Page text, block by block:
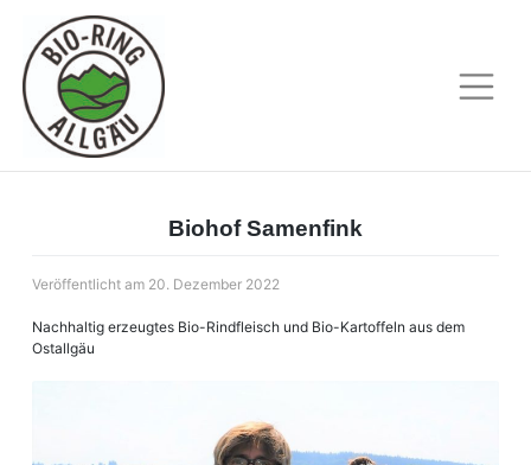
content
Biohof Samenfink
Veröffentlicht am 20. Dezember 2022
Nachhaltig erzeugtes Bio-Rindfleisch und Bio-Kartoffeln aus dem
Ostallgäu